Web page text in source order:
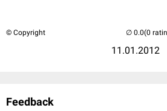
© Copyright
11.01.2012
(0
Feedback